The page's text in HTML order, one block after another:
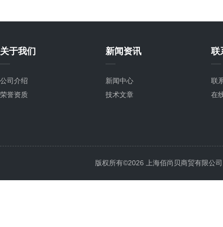
关于我们
公司介绍
荣誉资质
新闻资讯
新闻中心
技术文章
联
联
在
版权所有©2026 上海佰尚贝商贸有限公